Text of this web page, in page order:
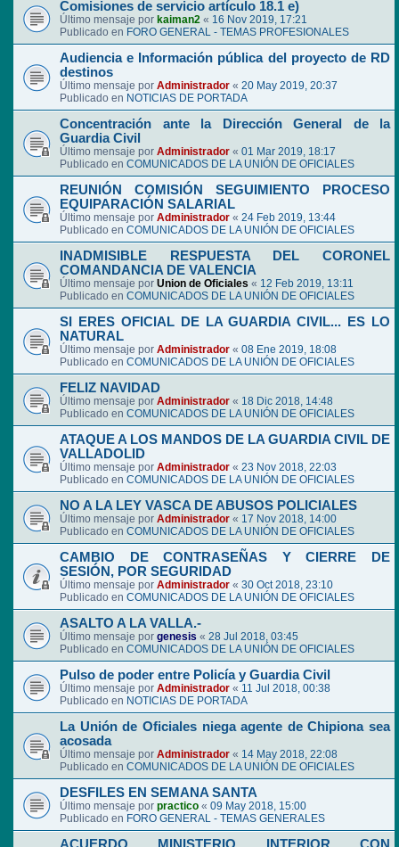
Comisiones de servicio artículo 18.1 e)
Último mensaje por kaiman2 « 16 Nov 2019, 17:21
Publicado en FORO GENERAL - TEMAS PROFESIONALES
Audiencia e Información pública del proyecto de RD
destinos
Último mensaje por Administrador « 20 May 2019, 20:37
Publicado en NOTICIAS DE PORTADA
Concentración ante la Dirección General de la
Guardia Civil
Último mensaje por Administrador « 01 Mar 2019, 18:17
Publicado en COMUNICADOS DE LA UNIÓN DE OFICIALES
REUNIÓN COMISIÓN SEGUIMIENTO PROCESO
EQUIPARACIÓN SALARIAL
Último mensaje por Administrador « 24 Feb 2019, 13:44
Publicado en COMUNICADOS DE LA UNIÓN DE OFICIALES
INADMISIBLE RESPUESTA DEL CORONEL
COMANDANCIA DE VALENCIA
Último mensaje por Union de Oficiales « 12 Feb 2019, 13:11
Publicado en COMUNICADOS DE LA UNIÓN DE OFICIALES
SI ERES OFICIAL DE LA GUARDIA CIVIL... ES LO
NATURAL
Último mensaje por Administrador « 08 Ene 2019, 18:08
Publicado en COMUNICADOS DE LA UNIÓN DE OFICIALES
FELIZ NAVIDAD
Último mensaje por Administrador « 18 Dic 2018, 14:48
Publicado en COMUNICADOS DE LA UNIÓN DE OFICIALES
ATAQUE A LOS MANDOS DE LA GUARDIA CIVIL DE
VALLADOLID
Último mensaje por Administrador « 23 Nov 2018, 22:03
Publicado en COMUNICADOS DE LA UNIÓN DE OFICIALES
NO A LA LEY VASCA DE ABUSOS POLICIALES
Último mensaje por Administrador « 17 Nov 2018, 14:00
Publicado en COMUNICADOS DE LA UNIÓN DE OFICIALES
CAMBIO DE CONTRASEÑAS Y CIERRE DE
SESIÓN, POR SEGURIDAD
Último mensaje por Administrador « 30 Oct 2018, 23:10
Publicado en COMUNICADOS DE LA UNIÓN DE OFICIALES
ASALTO A LA VALLA.-
Último mensaje por genesis « 28 Jul 2018, 03:45
Publicado en COMUNICADOS DE LA UNIÓN DE OFICIALES
Pulso de poder entre Policía y Guardia Civil
Último mensaje por Administrador « 11 Jul 2018, 00:38
Publicado en NOTICIAS DE PORTADA
La Unión de Oficiales niega agente de Chipiona sea
acosada
Último mensaje por Administrador « 14 May 2018, 22:08
Publicado en COMUNICADOS DE LA UNIÓN DE OFICIALES
DESFILES EN SEMANA SANTA
Último mensaje por practico « 09 May 2018, 15:00
Publicado en FORO GENERAL - TEMAS GENERALES